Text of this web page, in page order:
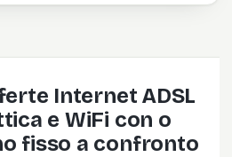
Internet ADSL
e WiFi con o
fisso a confronto